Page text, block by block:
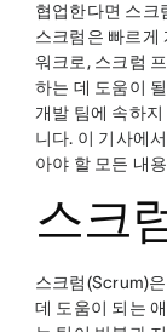
협업한다면 스크
스크럼은 빠르게
워크로, 스크럼
하는 데 도움이
개발 팀에 속하
니다. 이 기사에
아야 할 모든 내
스크
스크럼(Scrum)
데 도움이 되는